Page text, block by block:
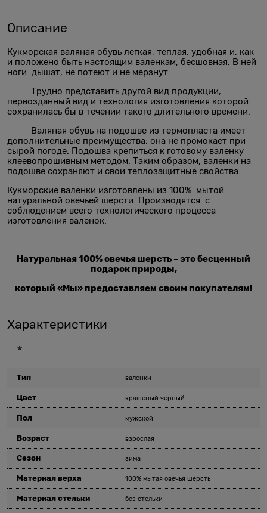
Описание
Кукморская валяная обувь легкая, теплая, удобная и, как
и положено быть настоящим валенкам, бесшовная. В ней
ноги дышат, не потеют и не мерзнут.
Трудно представить другой вид продукции,
первозданный вид и технология изготовления которой
сохранилась бы в течении такого длительного времени.
Валяная обувь на подошве из термопласта имеет
дополнительные преимущества: она не промокает при
сырой погоде. Подошва крепиться к готовому валенку
клеевопрошивным методом. Таким образом, валенки на
подошве сохраняют и свои теплозащитные свойства.
Кукморские валенки изготовлены из 100% мытой
натуральной овечьей шерсти. Производятся с
соблюдением всего технологического процесса
изготовления валенок.
Натуральная 100% овечья шерсть – это бесценный
подарок природы,
который «Мы» предоставляем своим покупателям!
Характеристики
*
Тип валенки
Цвет крашеный черный
Пол мужской
Возраст взрослая
Сезон зима
Материал верха 100% мытая овечья шерсть
Материал стельки без стельки